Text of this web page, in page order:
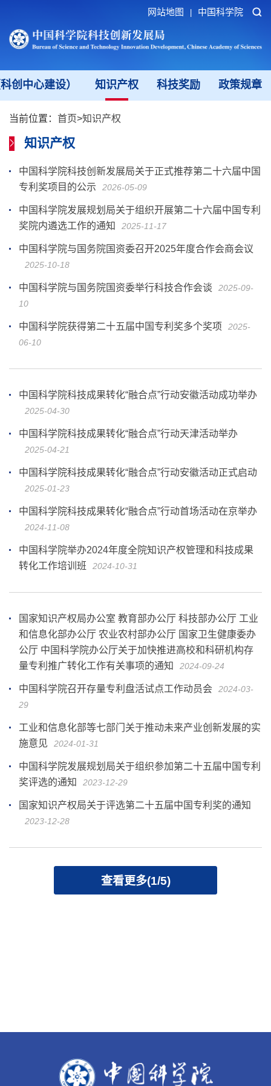
网站地图 中国科学院
创中心建设） 知识产权 科技奖励 政策规章
当前位置： 首页>知识产权
知识产权
中国科学院科技创新发展局关于正式推荐第二十六届中国
专利奖项目的公示
2026-05-09
中国科学院发展规划局关于组织开展第二十六届中国专利
奖院内遴选工作的通知
2025-11-17
中国科学院与国务院国资委召开2025年度合作会商会议
2025-10-18
中国科学院与国务院国资委举行科技合作会谈
2025-09-
10
中国科学院获得第二十五届中国专利奖多个奖项
2025-
06-10
中国科学院科技成果转化“融合点”行动安徽活动成功举办
2025-04-30
中国科学院科技成果转化“融合点”行动天津活动举办
2025-04-21
中国科学院科技成果转化“融合点”行动安徽活动正式启动
2025-01-23
中国科学院科技成果转化“融合点”行动首场活动在京举办
2024-11-08
中国科学院举办2024年度全院知识产权管理和科技成果
转化工作培训班
2024-10-31
国家知识产权局办公室 教育部办公厅 科技部办公厅 工业
和信息化部办公厅 农业农村部办公厅 国家卫生健康委办
公厅 中国科学院办公厅关于加快推进高校和科研机构存
量专利推广转化工作有关事项的通知
2024-09-24
中国科学院召开存量专利盘活试点工作动员会
2024-03-
29
工业和信息化部等七部门关于推动未来产业创新发展的实
施意见
2024-01-31
中国科学院发展规划局关于组织参加第二十五届中国专利
奖评选的通知
2023-12-29
国家知识产权局关于评选第二十五届中国专利奖的通知
2023-12-28
查看更多(1/5)